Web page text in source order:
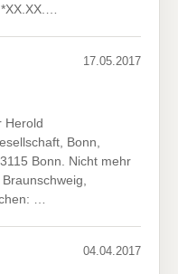
17.05.2017
Herold
Bonn,
Bonn. Nicht mehr
…
04.04.2017